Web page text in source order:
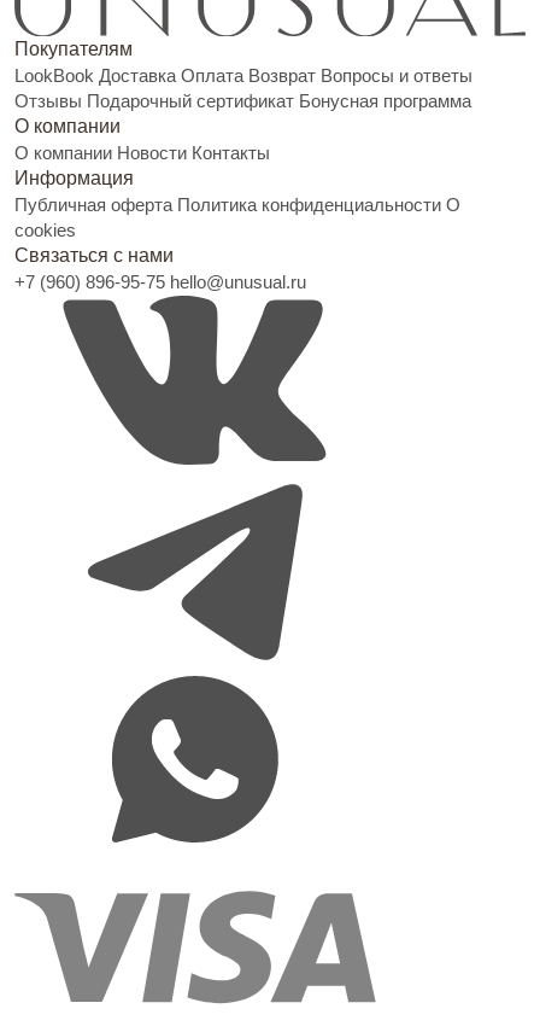
Покупателям
LookBook Доставка Оплата Возврат Вопросы и ответы
Отзывы Подарочный сертификат Бонусная программа
О компании
О компании Новости Контакты
Информация
Публичная оферта Политика конфиденциальности О
cookies
Связаться с нами
+7 (960) 896-95-75 hello@unusual.ru